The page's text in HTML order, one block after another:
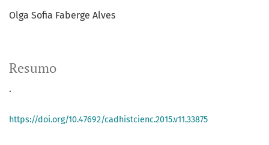
Olga Sofia Faberge Alves
Resumo
.
https://doi.org/10.47692/cadhistcienc.2015.v11.33875